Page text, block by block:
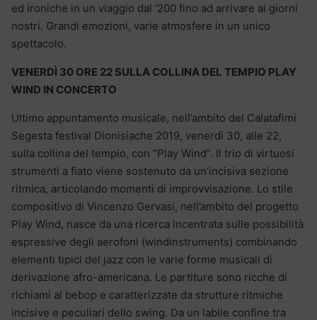
ed ironiche in un viaggio dal ‘200 fino ad arrivare ai giorni
nostri. Grandi emozioni, varie atmosfere in un unico
spettacolo.
VENERDÌ 30 ORE 22 SULLA COLLINA DEL TEMPIO PLAY
WIND IN CONCERTO
Ultimo appuntamento musicale, nell’ambito del Calatafimi
Segesta festival Dionisiache 2019, venerdì 30, alle 22,
sulla collina del tempio, con “Play Wind”. Il trio di virtuosi
strumenti a fiato viene sostenuto da un’incisiva sezione
ritmica, articolando momenti di improvvisazione. Lo stile
compositivo di Vincenzo Gervasi, nell’ambito del progetto
Play Wind, nasce da una ricerca incentrata sulle possibilità
espressive degli aerofoni (windinstruments) combinando
elementi tipici del jazz con le varie forme musicali di
derivazione afro-americana. Le partiture sono ricche di
richiami al bebop e caratterizzate da strutture ritmiche
incisive e peculiari dello swing. Da un labile confine tra